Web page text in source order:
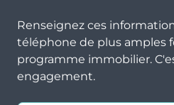
balnéaire élégante et
d’Opale
Attractivité culturelle
international de la
architectural,
Renseignez ces
téléphone de plus amples
programme immobilier.
engagement.